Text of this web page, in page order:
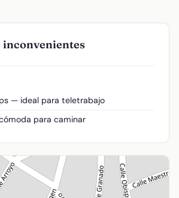
inconvenientes
— ideal para teletrabajo
para caminar